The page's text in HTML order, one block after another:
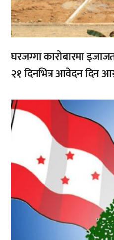
घरजग्गा कारोबारमा
२१ दिनभित्र आवेदन दिन
,